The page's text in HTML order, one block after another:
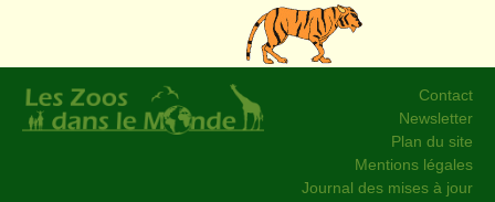
Contact
Newsletter
Plan du site
Mentions légales
Journal des mises à jour